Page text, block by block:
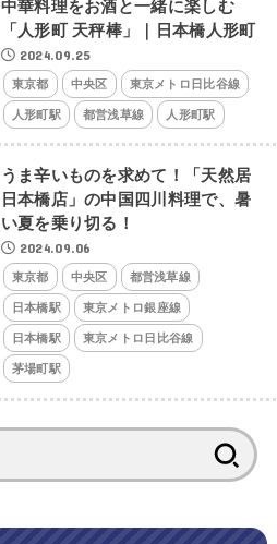
中華料理をお酒と一緒に楽しむ
「人形町 天秤棒」｜日本橋人形町
2024.09.25
東京都 中央区 東京メトロ日比谷線
人形町駅 都営浅草線 人形町駅
うま辛いものを求めて！「天然居
日本橋店」の中国四川料理で、暑
い夏を乗り切る！
2024.09.06
東京都 中央区 都営浅草線
日本橋駅 東京メトロ銀座線
日本橋駅 東京メトロ日比谷線
茅場町駅
索: